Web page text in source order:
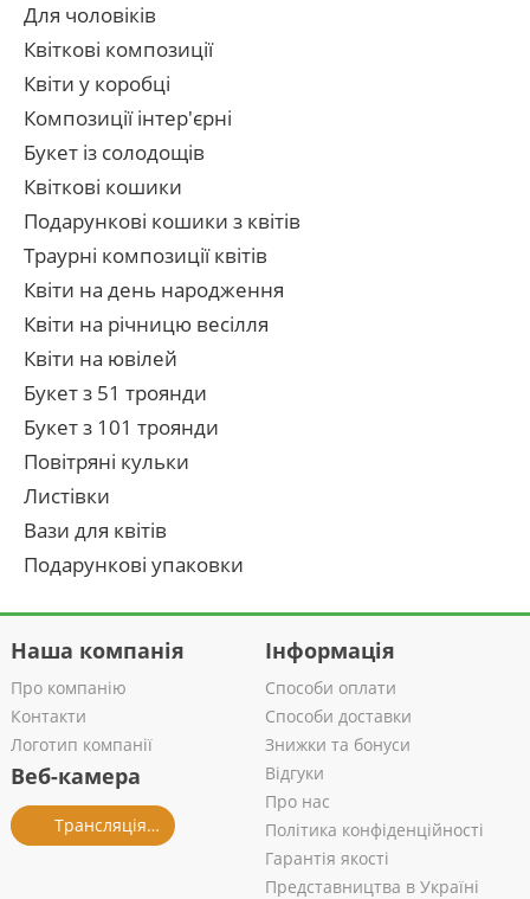
Для чоловіків
Квіткові композиції
Квіти у коробці
Композиції інтер'єрні
Букет із солодощів
Квіткові кошики
Подарункові кошики з квітів
Траурні композиції квітів
Квіти на день народження
Квіти на річницю весілля
Квіти на ювілей
Букет з 51 троянди
Букет з 101 троянди
Повітряні кульки
Листівки
Вази для квітів
Подарункові упаковки
Наша компанія
Про компанію
Контакти
Логотип компанії
Веб-камера
Трансляція із салону
Інформація
Способи оплати
Способи доставки
Знижки та бонуси
Відгуки
Про нас
Політика конфіденційності
Гарантія якості
Представництва в Україні